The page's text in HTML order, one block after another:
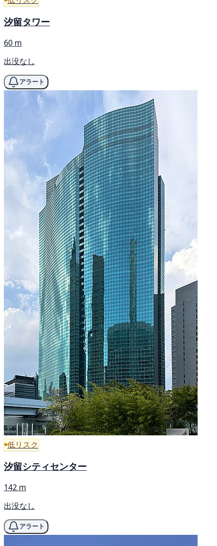
汐留タワー
60 m
出没なし
アラート
低リスク
汐留シティセンター
142 m
出没なし
アラート